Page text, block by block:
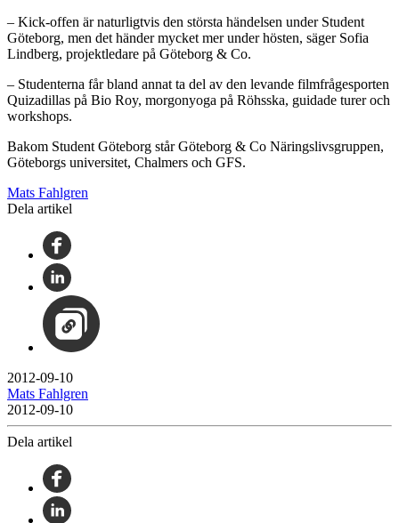
– Kick-offen är naturligtvis den största händelsen under Student
Göteborg, men det händer mycket mer under hösten, säger Sofia
Lindberg, projektledare på Göteborg & Co.
– Studenterna får bland annat ta del av den levande filmfrågesporten
Quizadillas på Bio Roy, morgonyoga på Röhsska, guidade turer och
workshops.
Bakom Student Göteborg står Göteborg & Co Näringslivsgruppen,
Göteborgs universitet, Chalmers och GFS.
Mats Fahlgren
Dela artikel
2012-09-10
Mats Fahlgren
2012-09-10
Dela artikel